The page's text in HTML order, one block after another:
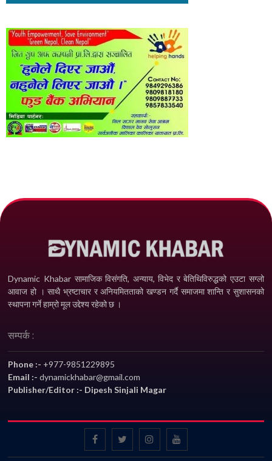
Dynamic Khabar सामाजिक विसंगति, अन्याय, विभेद­ र बेतिथिविरुद्धको एउटा सग्लो
आवाज हो । साथै भ्रष्टाचार र अनियमितताको खण्डन गर्दै समाजमा शान्ति र सुशासनको
स्थापना गर्ने हाम्रो मूल उद्देश्य रहेको छ ।
सम्पर्क :
Phone :- +977-9851229895
Email :-dynamickhabar@gmail.com
Publisher/Editor :- Dipesh Sinjali Magar